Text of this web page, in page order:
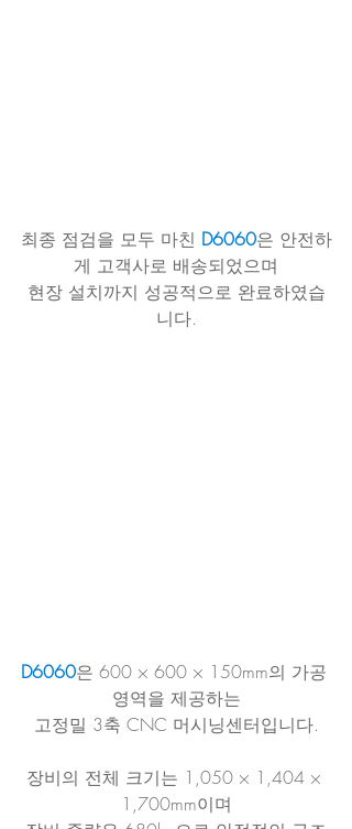
최종 점검을 모두 마친 D6060은 안전하
게 고객사로 배송되었으며
현장 설치까지 성공적으로 완료하였습
니다.
D6060은 600 × 600 × 150mm의 가공
영역을 제공하는
고정밀 3축 CNC 머시닝센터입니다.
장비의 전체 크기는 1,050 × 1,404 ×
1,700mm이며